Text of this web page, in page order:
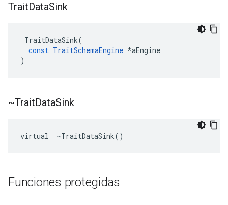
TraitDataSink
TraitDataSink(
const TraitSchemaEngine *aEngine
)
~TraitDataSink
virtual  ~TraitDataSink()
Funciones protegidas